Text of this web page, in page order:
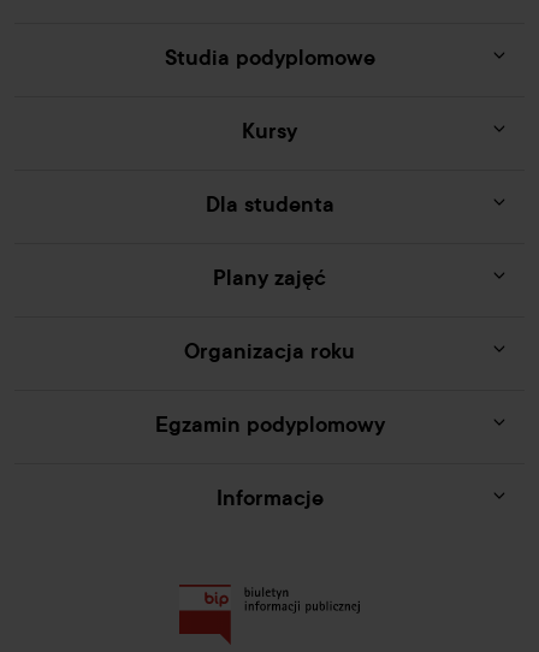
Studia podyplomowe
Kursy
Dla studenta
Plany zajęć
Organizacja roku
Egzamin podyplomowy
Informacje